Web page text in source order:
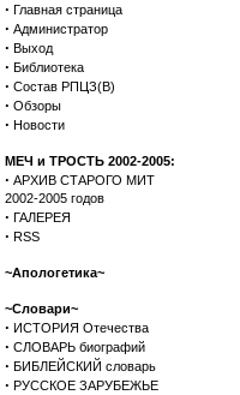
· Главная страница
· Администратор
· Выход
· Библиотека
· Состав РПЦЗ(В)
· Обзоры
· Новости
МЕЧ и ТРОСТЬ 2002-2005:
· АРХИВ СТАРОГО МИТ
2002-2005 годов
· ГАЛЕРЕЯ
· RSS
~Апологетика~
~Словари~
· ИСТОРИЯ Отечества
· СЛОВАРЬ биографий
· БИБЛЕЙСКИЙ словарь
· РУССКОЕ ЗАРУБЕЖЬЕ